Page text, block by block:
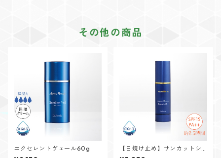
その他の商品
エクセレントヴェール60g
【日焼け止め】サンカットシ
ャワーファンデオン 50mL